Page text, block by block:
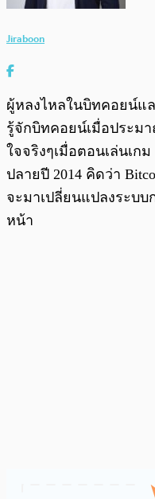
Jiraboon
ผู้หลงไหลในบิทคอยน์แล
รู้จักบิทคอยน์เมื่อประม
ใจจริงๆเมื่อตอนเล่นเก
ปลายปี 2014 คิดว่า
จะมาเปลี่ยนแปลงระบบ
หน้า